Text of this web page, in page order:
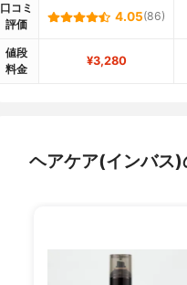
口コミ
評価
4.05(86)
値段
料金
¥3,280
ヘアケア(インバス)